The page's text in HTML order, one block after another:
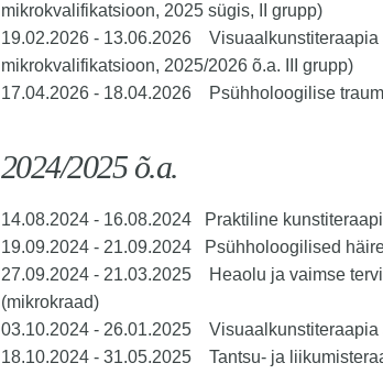
mikrokvalifikatsioon, 2025 sügis, II grupp)
19.02.2026 - 13.06.2026 Visuaalkunstiteraapia
mikrokvalifikatsioon, 2025/2026 õ.a. III grupp)
17.04.2026 - 18.04.2026 Psühholoogilise
2024/2025 õ.a.
14.08.2024 - 16.08.2024 Praktiline
19.09.2024 - 21.09.2024 Psühholoogilised
27.09.2024 - 21.03.2025 Heaolu ja vaimse
(mikrokraad)
03.10.2024 - 26.01.2025 Visuaalkunstiteraapia
18.10.2024 - 31.05.2025 Tantsu- ja